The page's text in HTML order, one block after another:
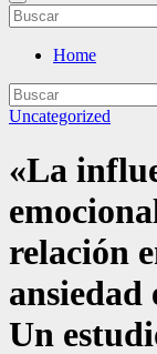
Home
Uncategorized
«La
relación
ansiedad
Un